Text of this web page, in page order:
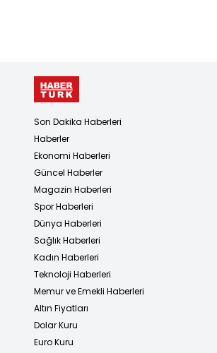
Son Dakika Haberleri
Haberler
Ekonomi Haberleri
Güncel Haberler
Magazin Haberleri
Spor Haberleri
Dünya Haberleri
Sağlık Haberleri
Kadın Haberleri
Teknoloji Haberleri
Memur ve Emekli Haberleri
Altın Fiyatları
Dolar Kuru
Euro Kuru